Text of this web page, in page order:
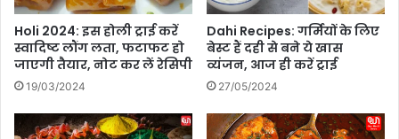
Holi 2024: इस होली ट्राई करें
स्वादिष्ट लौंग लता, फटाफट हो
जाएगी तैयार, नोट कर लें रेसिपी
19/03/2024
Dahi Recipes: गर्मियों के लिए
बेस्ट हैं दही से बने ये खास
व्यंजन, आज ही करें ट्राई
27/05/2024